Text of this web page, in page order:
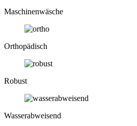
Maschinen­wäsche
Ortho­pädisch
Robust
Wasser­abweisend